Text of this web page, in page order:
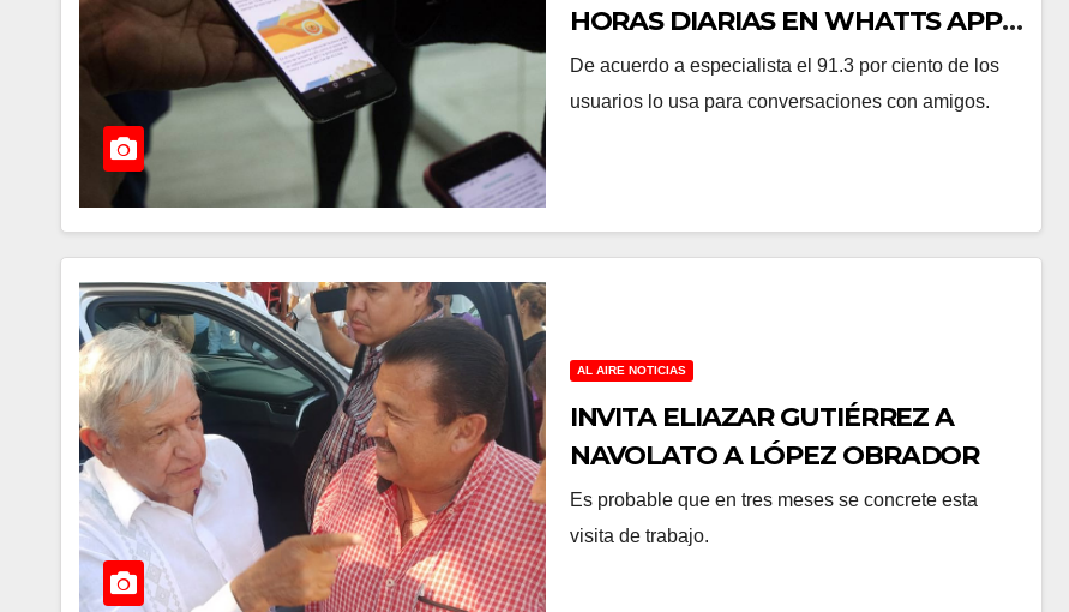
HORAS DIARIAS EN WHATTS APP:
UNAM
De acuerdo a especialista el 91.3 por ciento de los
usuarios lo usa para conversaciones con amigos.
AL AIRE NOTICIAS
INVITA ELIAZAR GUTIÉRREZ A
NAVOLATO A LÓPEZ OBRADOR
Es probable que en tres meses se concrete esta
visita de trabajo.